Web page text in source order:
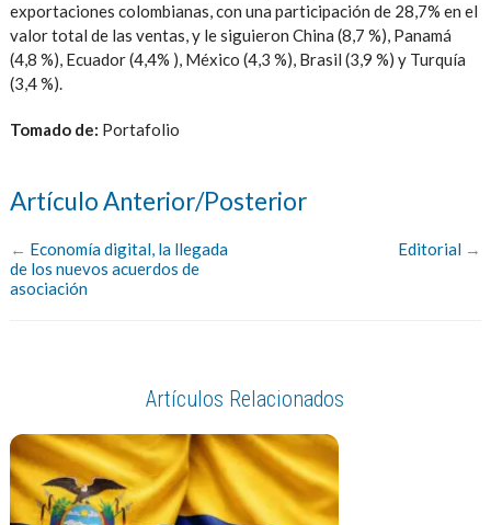
exportaciones colombianas, con una participación de 28,7% en el
valor total de las ventas, y le siguieron China (8,7 %), Panamá
(4,8 %), Ecuador (4,4% ), México (4,3 %), Brasil (3,9 %) y Turquía
(3,4 %).
Tomado de: Portafolio
Artículo Anterior/Posterior
← Economía digital, la llegada
de los nuevos acuerdos de
asociación
Editorial →
Artículos Relacionados